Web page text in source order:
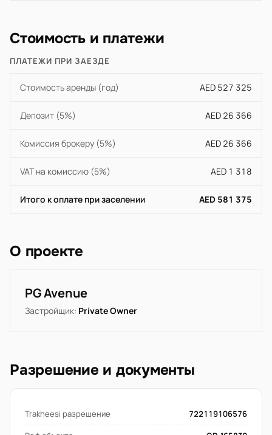
Стоимость и платежи
ПЛАТЕЖИ ПРИ ЗАЕЗДЕ
Стоимость аренды (год) AED 527 325
Депозит (5%) AED 26 366
Комиссия брокеру (5%) AED 26 366
VAT на комиссию (5%) AED 1 318
Итого к оплате при заселении AED 581 375
О проекте
PG Avenue
Застройщик: Private Owner
Разрешение и документы
Trakheesi разрешение
722119106576